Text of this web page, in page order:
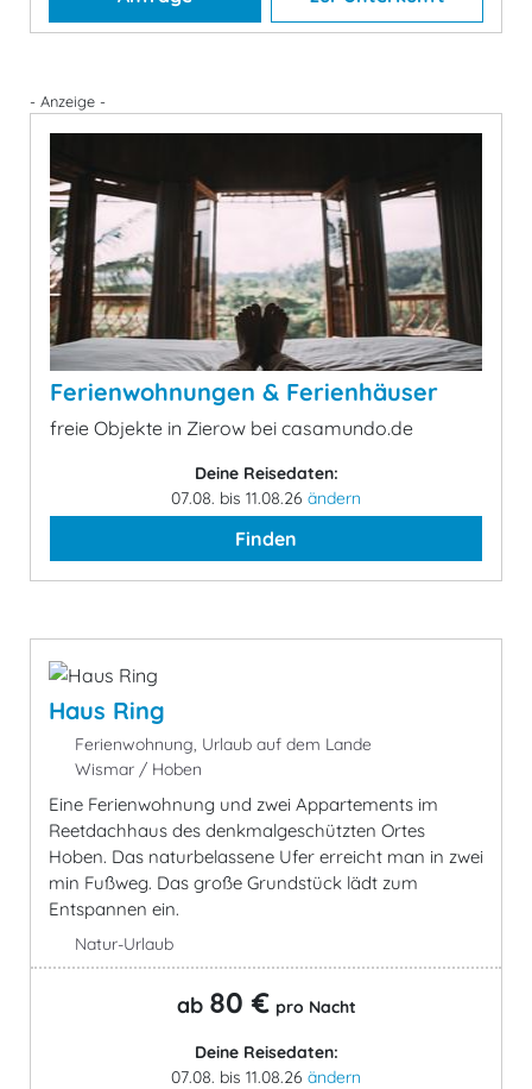
- Anzeige -
Ferienwohnungen & Ferienhäuser
freie Objekte in Zierow bei casamundo.de
Deine Reisedaten:
07.08. bis 11.08.26 ändern
Finden
Haus Ring
Ferienwohnung, Urlaub auf dem Lande
Wismar / Hoben
Eine Ferienwohnung und zwei Appartements im
Reetdachhaus des denkmalgeschützten Ortes
Hoben. Das naturbelassene Ufer erreicht man in zwei
min Fußweg. Das große Grundstück lädt zum
Entspannen ein.
Natur-Urlaub
ab 80 € pro Nacht
Deine Reisedaten:
07.08. bis 11.08.26 ändern